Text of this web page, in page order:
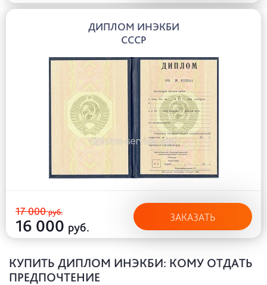
ДИПЛОМ ИНЭКБИ
СССР
17 000руб.
16 000 руб.
ЗАКАЗАТЬ
КУПИТЬ ДИПЛОМ ИНЭКБИ: КОМУ ОТДАТЬ
ПРЕДПОЧТЕНИЕ